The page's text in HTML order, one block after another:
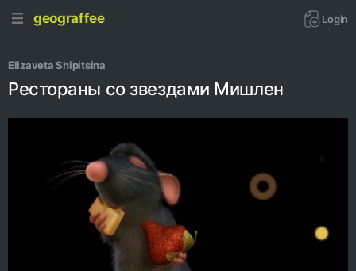
geograffee Login
Elizaveta Shipitsina
Рестораны со звездами Мишлен